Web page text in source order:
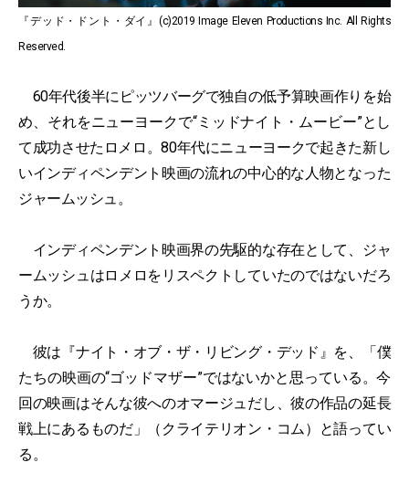
『デッド・ドント・ダイ』(c)2019 Image Eleven Productions Inc. All Rights
Reserved.
60年代後半にピッツバーグで独自の低予算映画作りを始
め、それをニューヨークで“ミッドナイト・ムービー”とし
て成功させたロメロ。80年代にニューヨークで起きた新し
いインディペンデント映画の流れの中心的な人物となった
ジャームッシュ。
インディペンデント映画界の先駆的な存在として、ジャ
ームッシュはロメロをリスペクトしていたのではないだろ
うか。
彼は『ナイト・オブ・ザ・リビング・デッド』を、「僕
たちの映画の“ゴッドマザー”ではないかと思っている。今
回の映画はそんな彼へのオマージュだし、彼の作品の延長
戦上にあるものだ」（クライテリオン・コム）と語ってい
る。